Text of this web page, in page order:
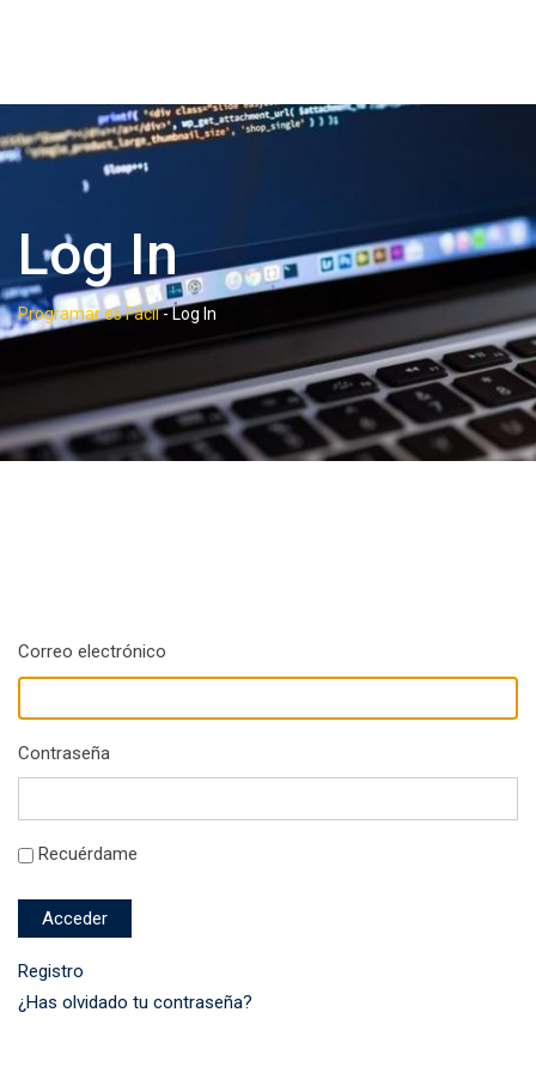
Log In
Programar es Fácil-Log In
Correo electrónico
Contraseña
Recuérdame
Acceder
Registro
¿Has olvidado tu contraseña?